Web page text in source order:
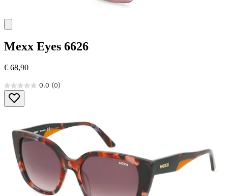
Mexx Eyes 6626
€ 68,90
0.0 (0)
0.0
von
5